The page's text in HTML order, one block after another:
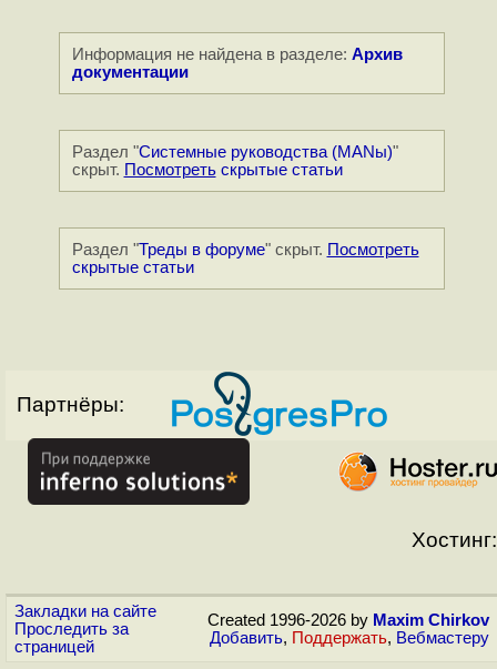
Информация не найдена в разделе: Архив
документации
Раздел "Системные руководства (MANы)"
скрыт. Посмотретьскрытые статьи
Раздел "Треды в форуме" скрыт. Посмотреть
скрытые статьи
Партнёры:
Хостинг:
Закладки на сайте
Проследить за
страницей
Created 1996-2026 by Maxim Chirkov
Добавить, Поддержать, Вебмастеру